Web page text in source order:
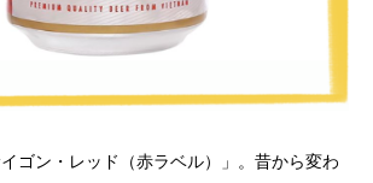
ゴン・レッド（赤ラベル）」。昔から変わ